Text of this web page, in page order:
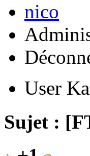
nico
User
Sujet :